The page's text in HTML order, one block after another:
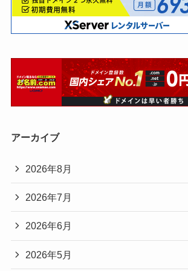
アーカイブ
2026年8月
2026年7月
2026年6月
2026年5月